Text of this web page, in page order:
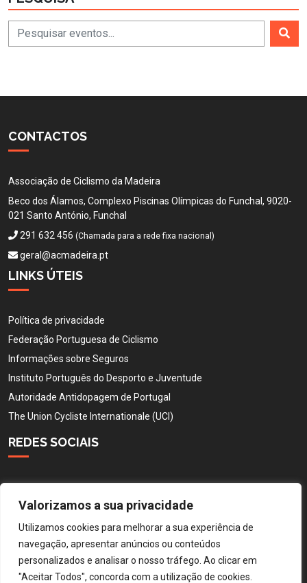
Valorizamos a sua privacidade
Utilizamos cookies para melhorar a sua experiência de
navegação, apresentar anúncios ou conteúdos
personalizados e analisar o nosso tráfego. Ao clicar em
"Aceitar Todos", concorda com a utilização de cookies.
CONTACTOS
Associação de Ciclismo da Madeira
Beco dos Álamos, Complexo Piscinas Olímpicas do Funchal, 9020-
021 Santo António, Funchal
291 632 456 (Chamada para a rede fixa nacional)
geral@acmadeira.pt
LINKS ÚTEIS
Política de privacidade
Federação Portuguesa de Ciclismo
Informações sobre Seguros
Instituto Português do Desporto e Juventude
Autoridade Antidopagem de Portugal
The Union Cycliste Internationale (UCI)
REDES SOCIAIS